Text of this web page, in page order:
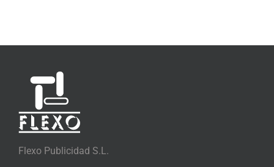
Flexo Publicidad S.L.